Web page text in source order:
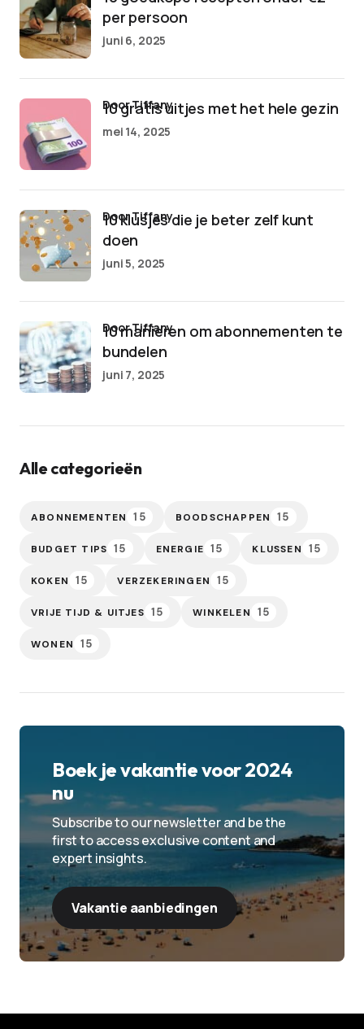
per persoon
juni 6, 2025
10 gratis uitjes met het hele gezin
door Tiffany
mei 14, 2025
10 klusjes die je beter zelf kunt
doen
door Tiffany
juni 5, 2025
10 manieren om abonnementen te
bundelen
door Tiffany
juni 7, 2025
Alle categorieën
ABONNEMENTEN 15 BOODSCHAPPEN 15
BUDGET TIPS 15 ENERGIE 15 KLUSSEN 15
KOKEN 15 VERZEKERINGEN 15
VRIJE TIJD & UITJES 15 WINKELEN 15
WONEN 15
Boek je vakantie voor 2024
nu
Subscribe to our newsletter and be the
first to access exclusive content and
expert insights.
Vakantie aanbiedingen